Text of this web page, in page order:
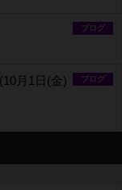
ブログ
ブログ
月1日(金)